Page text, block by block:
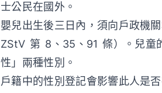
士公民在國外。
嬰兒出生後三日內，須向戶政機
ZStV 第 8、35、91 條）。兒童
性」兩種性別。
戶籍中的性別登記會影響此人是